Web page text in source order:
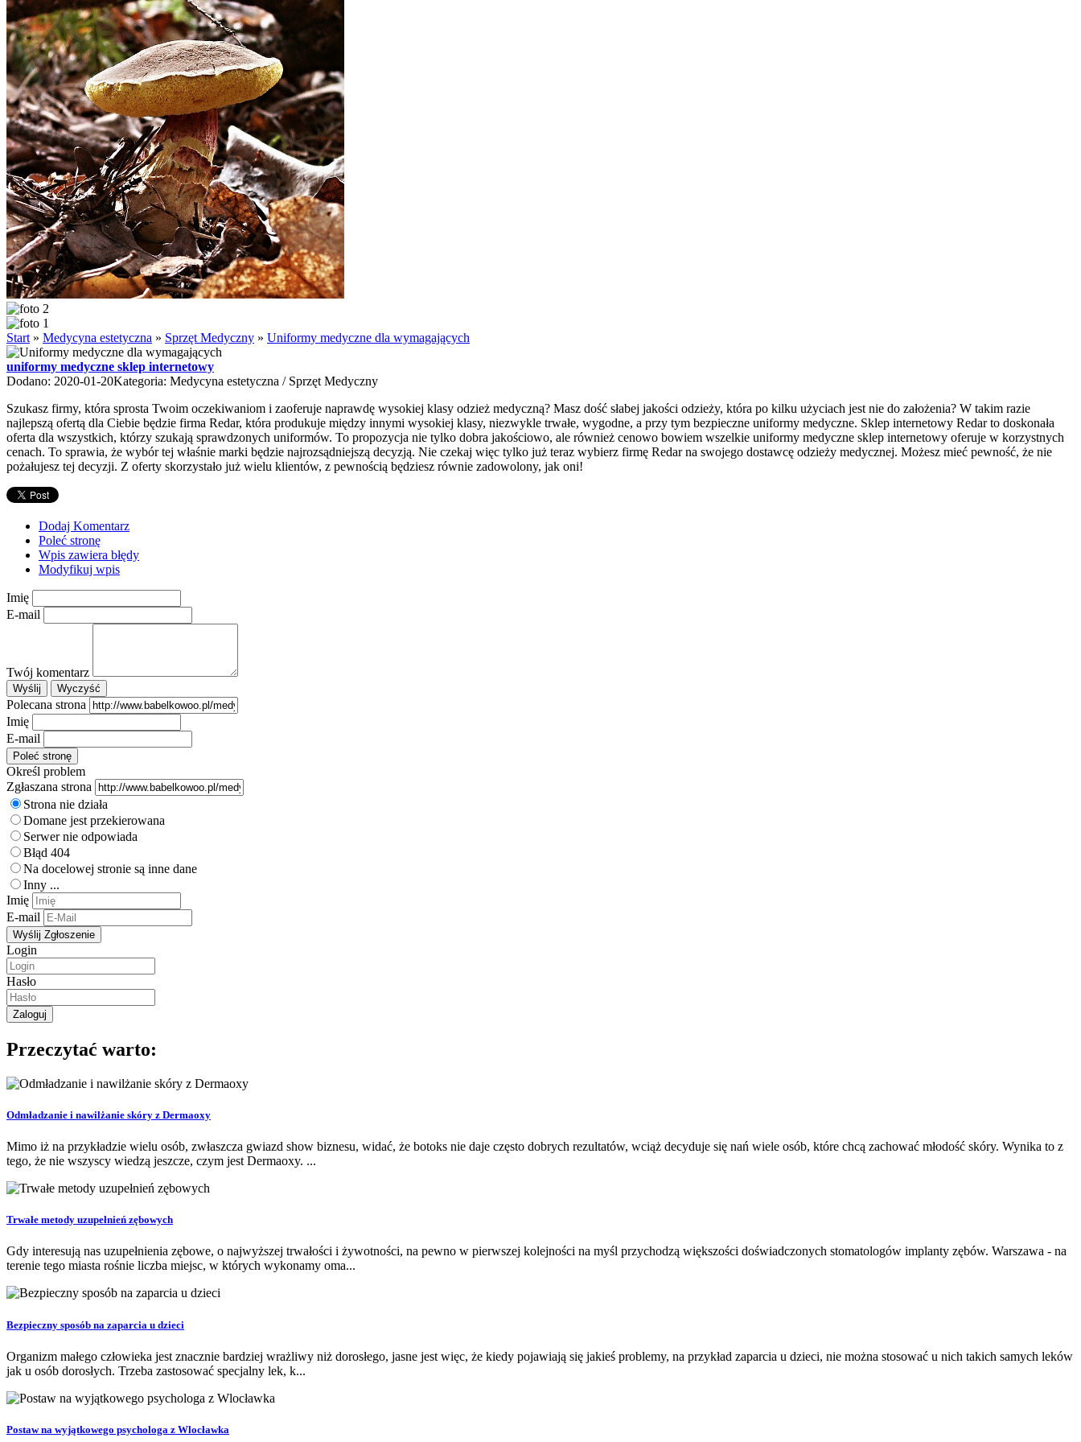
Start » Medycyna estetyczna » Sprzęt Medyczny » Uniformy medyczne dla wymagających
uniformy medyczne sklep internetowy
Dodano: 2020-01-20Kategoria: Medycyna estetyczna / Sprzęt Medyczny
Szukasz firmy, która sprosta Twoim oczekiwaniom i zaoferuje naprawdę wysokiej klasy odzież medyczną? Masz dość słabej jakości odzieży, która po kilku użyciach jest nie do założenia? W takim razie
najlepszą ofertą dla Ciebie będzie firma Redar, która produkuje między innymi wysokiej klasy, niezwykle trwałe, wygodne, a przy tym bezpieczne uniformy medyczne. Sklep internetowy Redar to doskonała
oferta dla wszystkich, którzy szukają sprawdzonych uniformów. To propozycja nie tylko dobra jakościowo, ale również cenowo bowiem wszelkie uniformy medyczne sklep internetowy oferuje w korzystnych
cenach. To sprawia, że wybór tej właśnie marki będzie najrozsądniejszą decyzją. Nie czekaj więc tylko już teraz wybierz firmę Redar na swojego dostawcę odzieży medycznej. Możesz mieć pewność, że nie
pożałujesz tej decyzji. Z oferty skorzystało już wielu klientów, z pewnością będziesz równie zadowolony, jak oni!
Dodaj Komentarz
Poleć stronę
Wpis zawiera błędy
Modyfikuj wpis
Imię
E-mail
Twój komentarz
Polecana strona
Imię
E-mail
Określ problem
Zgłaszana strona
Strona nie działa
Domane jest przekierowana
Serwer nie odpowiada
Błąd 404
Na docelowej stronie są inne dane
Inny ...
Imię
E-mail
Login
Hasło
Przeczytać warto:
Odmładzanie i nawilżanie skóry z Dermaoxy
Mimo iż na przykładzie wielu osób, zwłaszcza gwiazd show biznesu, widać, że botoks nie daje często dobrych rezultatów, wciąż decyduje się nań wiele osób, które chcą zachować młodość skóry. Wynika to z
tego, że nie wszyscy wiedzą jeszcze, czym jest Dermaoxy. ...
Trwałe metody uzupełnień zębowych
Gdy interesują nas uzupełnienia zębowe, o najwyższej trwałości i żywotności, na pewno w pierwszej kolejności na myśl przychodzą większości doświadczonych stomatologów implanty zębów. Warszawa - na
terenie tego miasta rośnie liczba miejsc, w których wykonamy oma...
Bezpieczny sposób na zaparcia u dzieci
Organizm małego człowieka jest znacznie bardziej wrażliwy niż dorosłego, jasne jest więc, że kiedy pojawiają się jakieś problemy, na przykład zaparcia u dzieci, nie można stosować u nich takich samych leków
jak u osób dorosłych. Trzeba zastosować specjalny lek, k...
Postaw na wyjątkowego psychologa z Wlocławka